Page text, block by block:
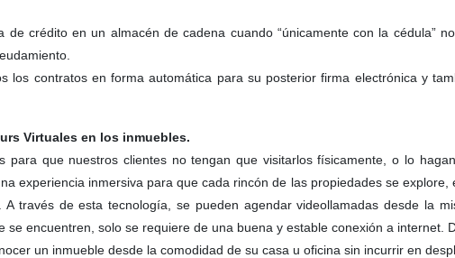
de crédito en un almacén de cadena cuando “únicamente con la cédula”
los contratos en forma automática para su posterior firma electrónica y
Virtuales en los inmuebles.
para que nuestros clientes no tengan que visitarlos físicamente, o lo
experiencia inmersiva para que cada rincón de las propiedades se
A través de esta tecnología, se pueden agendar videollamadas desde la
se encuentren, solo se requiere de una buena y estable conexión a internet.
un inmueble desde la comodidad de su casa u oficina sin incurrir en